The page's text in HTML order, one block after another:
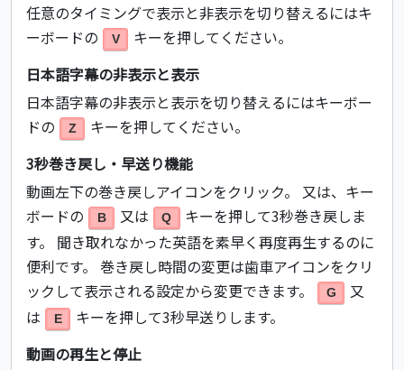
任意のタイミングで表示と非表示を切り替えるにはキ
ーボードの
V
キーを押してください。
日本語字幕の非表示と表示
日本語字幕の非表示と表示を切り替えるにはキーボー
ドの
Z
キーを押してください。
3秒巻き戻し・早送り機能
動画左下の巻き戻しアイコンをクリック。 又は、キー
ボードの
B 又は Q
キーを押して3秒巻き戻しま
す。 聞き取れなかった英語を素早く再度再生するのに
便利です。 巻き戻し時間の変更は歯車アイコンをクリ
ックして表示される設定から変更できます。
G
又
は
E
キーを押して3秒早送りします。
動画の再生と停止